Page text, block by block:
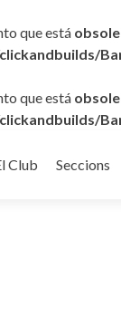
que está
que está
Club Seccions